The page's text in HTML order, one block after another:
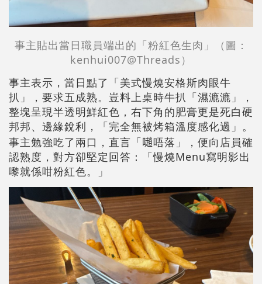
事主貼出當日職員端出的「粉紅色生肉」（圖：
kenhui007@Threads）
事主表示，當日點了「美式慢燒安格斯肉眼牛
扒」，要求五成熟。豈料上桌時牛扒「濕漉漉」，
整塊呈現半透明鮮紅色，右下角的肥膏更是死白硬
邦邦、邊緣銳利，「完全無被烤箱溫度感化過」。
事主勉強吃了兩口，直言「𡁻唔落」，便向店員確
認熟度，對方卻堅定回答：「慢燒Menu寫明影出
嚟就係咁粉紅色。」